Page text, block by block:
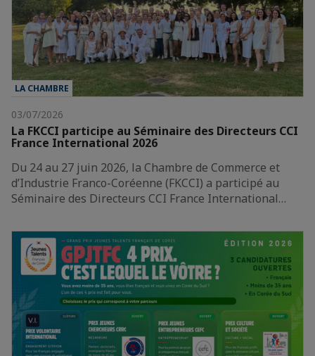
LA CHAMBRE
03/07/2026
La FKCCI participe au Séminaire des Directeurs CCI
France International 2026
Du 24 au 27 juin 2026, la Chambre de Commerce et
d’Industrie Franco-Coréenne (FKCCI) a participé au
Séminaire des Directeurs CCI France International…